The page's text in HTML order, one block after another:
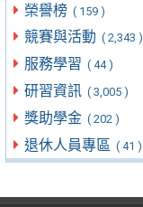
榮譽榜 ( 159 )
競賽與活動 ( 2,343 )
服務學習 ( 44 )
研習資訊 ( 3,005 )
獎助學金 ( 202 )
退休人員專區 ( 41 )